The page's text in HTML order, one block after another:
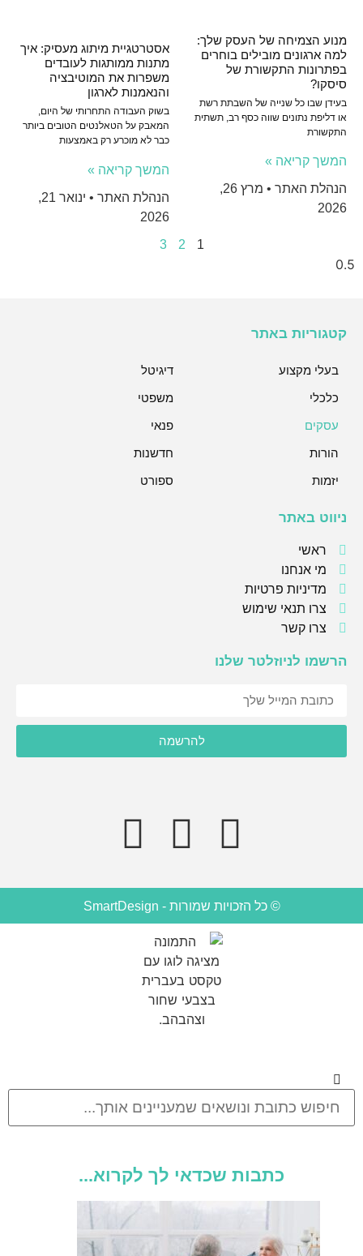
מנוע הצמיחה של העסק שלך:
למה ארגונים מובילים בוחרים
בפתרונות התקשורת של
סיסקו?
בעידן שבו כל שנייה של השבתת רשת
או דליפת נתונים שווה כסף רב, תשתית
התקשורת
המשך קריאה »
הנהלת האתר
מרץ 26,
2026
אסטרטגיית מיתוג מעסיק: איך
מתנות ממותגות לעובדים
משפרות את המוטיבציה
והנאמנות לארגון
בשוק העבודה התחרותי של היום,
המאבק על הטאלנטים הטובים ביותר
כבר לא מוכרע רק באמצעות
המשך קריאה »
הנהלת האתר
ינואר 21,
2026
3
קטגוריות באתר
בעלי מקצוע
דיגיטל
כלכלי
משפטי
עסקים
פנאי
הורות
חדשנות
יזמות
ספורט
ניווט באתר
ראשי
מי אנחנו
מדיניות פרטיות
צרו תנאי שימוש
צרו קשר
הרשמו לניוזלטר שלנו
אני מסכימ/ה לקבל תוכן, דברי פרסומות או עדכונים מהחברה או
מצדדים שלישיים לדוא"ל, מסרונים או טלפון.
להרשמה
© כל הזכויות שמורות - SmartDesign
כתבות שכדאי לך לקרוא...